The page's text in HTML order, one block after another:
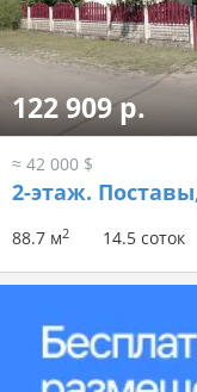
122 909 р.
≈ 42 000 $
2-этаж.
88.7 м2 14.5 соток